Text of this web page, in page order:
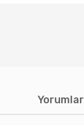
Yorumlar